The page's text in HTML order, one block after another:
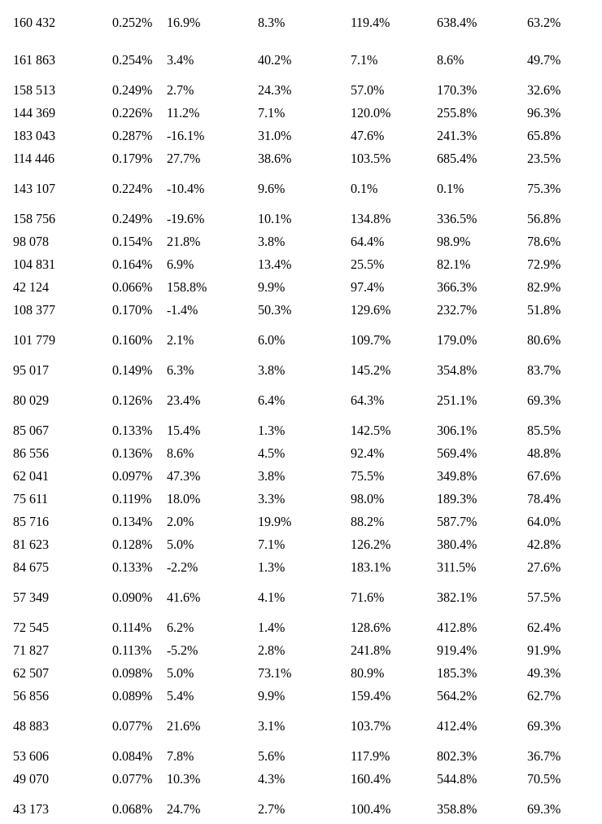
160 432 0.252% 16.9% 8.3% 119.4% 638.4% 63.2%
161 863 0.254% 3.4% 40.2% 7.1% 8.6% 49.7%
158 513 0.249% 2.7% 24.3% 57.0% 170.3%
32.6%
144 369 0.226% 11.2% 7.1% 120.0% 255.8%
96.3%
183 043 0.287% -16.1% 31.0% 47.6% 241.3%
65.8%
114 446 0.179% 27.7% 38.6% 103.5% 685.4% 23.5%
143 107 0.224% -10.4% 9.6% 0.1% 0.1% 75.3%
158 756 0.249% -19.6% 10.1% 134.8% 336.5%
56.8%
98 078 0.154% 21.8% 3.8% 64.4% 98.9%
78.6%
104 831 0.164% 6.9% 13.4% 25.5% 82.1%
72.9%
42 124 0.066% 158.8% 9.9% 97.4% 366.3%
82.9%
108 377 0.170% -1.4% 50.3% 129.6% 232.7% 51.8%
101 779 0.160% 2.1% 6.0% 109.7% 179.0% 80.6%
95 017 0.149% 6.3% 3.8% 145.2% 354.8% 83.7%
80 029 0.126% 23.4% 6.4% 64.3% 251.1% 69.3%
85 067 0.133% 15.4% 1.3% 142.5% 306.1%
85.5%
86 556 0.136% 8.6% 4.5% 92.4% 569.4%
48.8%
62 041 0.097% 47.3% 3.8% 75.5% 349.8%
67.6%
75 611 0.119% 18.0% 3.3% 98.0% 189.3%
78.4%
85 716 0.134% 2.0% 19.9% 88.2% 587.7%
64.0%
81 623 0.128% 5.0% 7.1% 126.2% 380.4%
42.8%
84 675 0.133% -2.2% 1.3% 183.1% 311.5% 27.6%
57 349 0.090% 41.6% 4.1% 71.6% 382.1% 57.5%
72 545 0.114% 6.2% 1.4% 128.6% 412.8%
62.4%
71 827 0.113% -5.2% 2.8% 241.8% 919.4%
91.9%
62 507 0.098% 5.0% 73.1% 80.9% 185.3%
49.3%
56 856 0.089% 5.4% 9.9% 159.4% 564.2% 62.7%
48 883 0.077% 21.6% 3.1% 103.7% 412.4% 69.3%
53 606 0.084% 7.8% 5.6% 117.9% 802.3%
36.7%
49 070 0.077% 10.3% 4.3% 160.4% 544.8% 70.5%
43 173 0.068% 24.7% 2.7% 100.4% 358.8% 69.3%